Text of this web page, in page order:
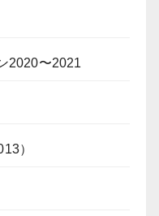
2020〜2021
）